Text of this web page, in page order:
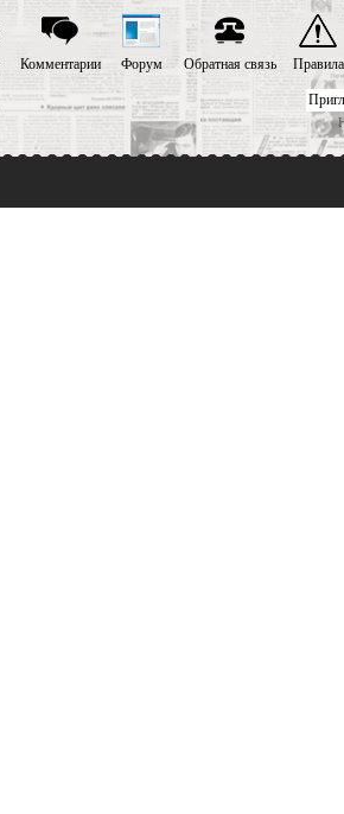
Комментарии Форум Обратная связь Правила